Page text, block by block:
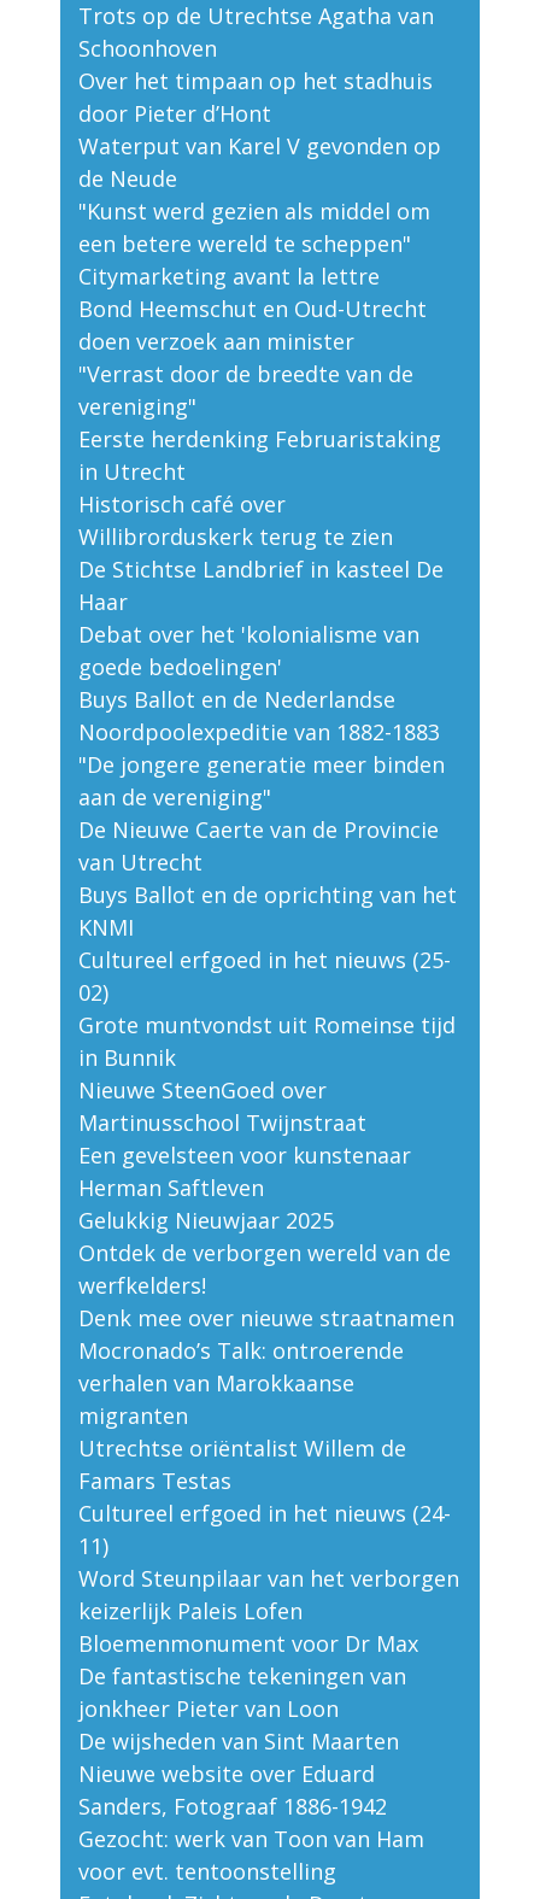
Trots op de Utrechtse Agatha van
Schoonhoven
Over het timpaan op het stadhuis
door Pieter d’Hont
Waterput van Karel V gevonden op
de Neude
"Kunst werd gezien als middel om
een betere wereld te scheppen"
Citymarketing avant la lettre
Bond Heemschut en Oud-Utrecht
doen verzoek aan minister
"Verrast door de breedte van de
vereniging"
Eerste herdenking Februaristaking
in Utrecht
Historisch café over
Willibrorduskerk terug te zien
De Stichtse Landbrief in kasteel De
Haar
Debat over het 'kolonialisme van
goede bedoelingen'
Buys Ballot en de Nederlandse
Noordpoolexpeditie van 1882-1883
"De jongere generatie meer binden
aan de vereniging"
De Nieuwe Caerte van de Provincie
van Utrecht
Buys Ballot en de oprichting van het
KNMI
Cultureel erfgoed in het nieuws (25-
02)
Grote muntvondst uit Romeinse tijd
in Bunnik
Nieuwe SteenGoed over
Martinusschool Twijnstraat
Een gevelsteen voor kunstenaar
Herman Saftleven
Gelukkig Nieuwjaar 2025
Ontdek de verborgen wereld van de
werfkelders!
Denk mee over nieuwe straatnamen
Mocronado’s Talk: ontroerende
verhalen van Marokkaanse
migranten
Utrechtse oriëntalist Willem de
Famars Testas
Cultureel erfgoed in het nieuws (24-
11)
Word Steunpilaar van het verborgen
keizerlijk Paleis Lofen
Bloemenmonument voor Dr Max
De fantastische tekeningen van
jonkheer Pieter van Loon
De wijsheden van Sint Maarten
Nieuwe website over Eduard
Sanders, Fotograaf 1886-1942
Gezocht: werk van Toon van Ham
voor evt. tentoonstelling